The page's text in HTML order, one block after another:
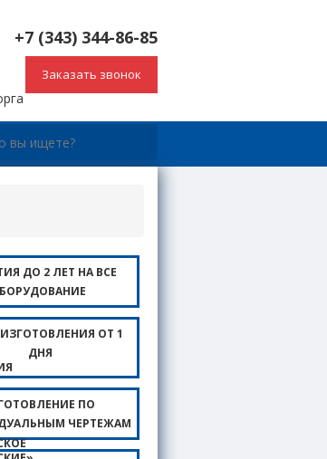
+7 (343) 344-86-85
Заказать звонок
ДО 2 ЛЕТ НА ВСЕ
ОТ 1
ДНЯ
ПО
ЧЕРТЕЖАМ